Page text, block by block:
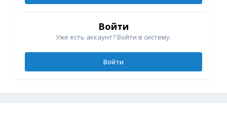
Войти
Уже есть аккаунт? Войти в систему.
Войти